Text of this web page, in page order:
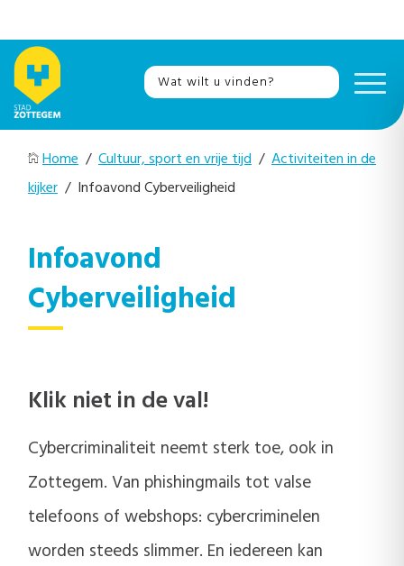
Home / Cultuur, sport en vrije tijd / Activiteiten in de
kijker / Infoavond Cyberveiligheid
Infoavond
Cyberveiligheid
Klik niet in de val!
Cybercriminaliteit neemt sterk toe, ook in
Zottegem. Van phishingmails tot valse
telefoons of webshops: cybercriminelen
worden steeds slimmer. En iedereen kan